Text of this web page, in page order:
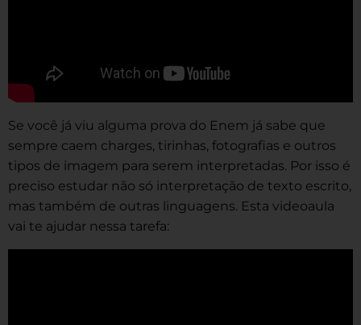
Se você já viu alguma prova do Enem já sabe que
sempre caem charges, tirinhas, fotografias e outros
tipos de imagem para serem interpretadas. Por isso é
preciso estudar não só interpretação de texto escrito,
mas também de outras linguagens. Esta videoaula
vai te ajudar nessa tarefa: